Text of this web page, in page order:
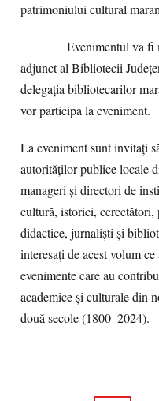
patrimoniului cultural
Evenimentul va fi
adjunct al Bibliotecii
delegația bibliotecarilor
vor participa la eveniment.
La eveniment sunt invitați
autorităților publice locale
manageri și directori de
cultură, istorici,
didactice, jurnaliști și
interesați de acest volum
evenimente care au
academice și culturale din
două secole (1800–2024).